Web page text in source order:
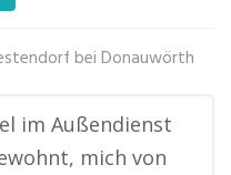
bei Donauwörth
im Außendienst
mich von